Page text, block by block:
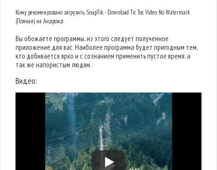
Кому рекомендовано загрузить SnapTik - Download Tic Toc Video No Watermark
(Полная) на Андроид
Вы обожаете программы, из этого следует полученное
приложение для вас. Наиболее программа будет пригодным тем,
кто добивается ярко и с сознанием применить пустое время, а
так же напористым людям.
Видео: